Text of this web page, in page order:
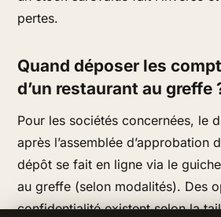
pertes.
Quand déposer les
d’un restaurant au greffe
Pour les sociétés concernées, le
après l’assemblée d’approbation
dépôt se fait en ligne via le
au greffe (selon modalités). Des
confidentialité existent selon la